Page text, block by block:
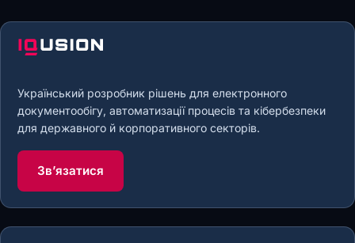
Український розробник рішень для електронного
документообігу, автоматизації процесів та кібербезпеки
для державного й корпоративного секторів.
Звʼязатися